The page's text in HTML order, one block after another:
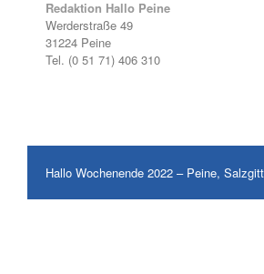
Redaktion Hallo Peine
Werderstraße 49
31224 Peine
Tel. (0 51 71) 406 310
Hallo Wochenende 2022 – Peine,